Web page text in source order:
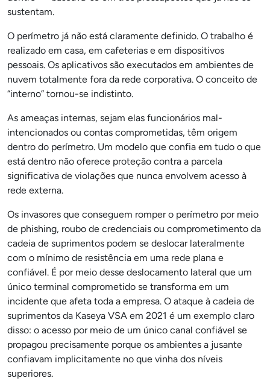
sustentam.
O perímetro já não está claramente definido. O trabalho é
realizado em casa, em cafeterias e em dispositivos
pessoais. Os aplicativos são executados em ambientes de
nuvem totalmente fora da rede corporativa. O conceito de
“interno” tornou-se indistinto.
As ameaças internas, sejam elas funcionários mal-
intencionados ou contas comprometidas, têm origem
dentro do perímetro. Um modelo que confia em tudo o que
está dentro não oferece proteção contra a parcela
significativa de violações que nunca envolvem acesso à
rede externa.
Os invasores que conseguem romper o perímetro por meio
de phishing, roubo de credenciais ou comprometimento da
cadeia de suprimentos podem se deslocar lateralmente
com o mínimo de resistência em uma rede plana e
confiável. É por meio desse deslocamento lateral que um
único terminal comprometido se transforma em um
incidente que afeta toda a empresa. O ataque à cadeia de
suprimentos da Kaseya VSA em 2021 é um exemplo claro
disso: o acesso por meio de um único canal confiável se
propagou precisamente porque os ambientes a jusante
confiavam implicitamente no que vinha dos níveis
superiores.